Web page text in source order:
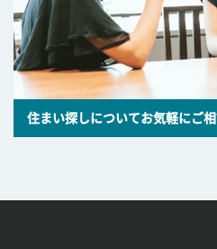
住まい探しについてお気軽にご相